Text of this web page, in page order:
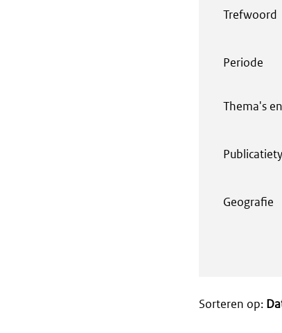
Trefwoord
Periode
Thema's
Geografie
Sorteren op: